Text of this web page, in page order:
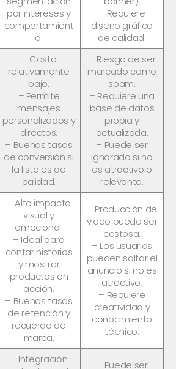
por intereses y
comportamient
o.
– Requiere
diseño gráfico
de calidad.
– Costo
relativamente
bajo.
– Permite
mensajes
personalizados y
directos.
– Buenas tasas
de conversión si
la lista es de
calidad.
– Riesgo de ser
marcado como
spam.
– Requiere una
base de datos
propia y
actualizada.
– Puede ser
ignorado si no
es atractivo o
relevante.
– Alto impacto
visual y
emocional.
– Ideal para
contar historias
y mostrar
productos en
acción.
– Buenas tasas
de retención y
recuerdo de
marca.
– Producción de
video puede ser
costosa.
– Los usuarios
pueden saltar el
anuncio si no es
atractivo.
– Requiere
creatividad y
conocimiento
técnico.
– Integración
– Puede ser